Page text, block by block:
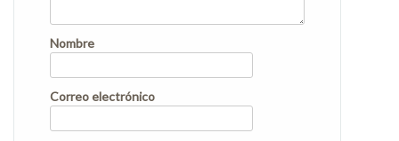
Nombre
Correo electrónico